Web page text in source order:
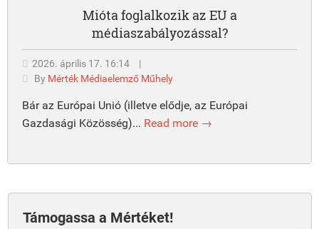
Mióta foglalkozik az EU a
médiaszabályozással?
2026. április 17. 16:14
|
By Mérték Médiaelemző Műhely
Bár az Európai Unió (illetve elődje, az Európai
Gazdasági Közösség)... Read more →
Támogassa a Mértéket!